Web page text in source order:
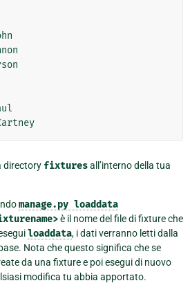
directory fixturesall’interno della tua
manage.py loaddata
è il nome del file di fixture che
loaddata, i dati verranno letti dalla
Nota che questo significa che se
da una fixture e poi esegui di nuovo
modifica tu abbia apportato.